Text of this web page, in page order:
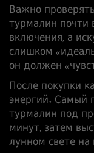
Важно
турмалин почти
включения, а
слишком
он должен
После покупки
энергий. Самый
турмалин под
минут, затем
лунном свете на